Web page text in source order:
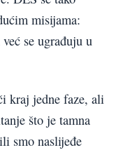
misijama:
se ugrađuju u
kraj jedne faze, ali
što je tamna
smo naslijeđe